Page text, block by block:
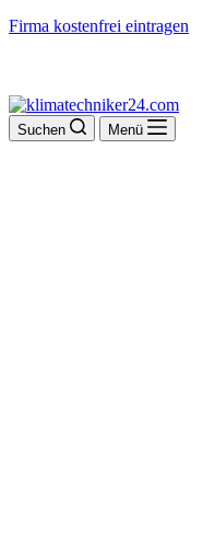
Firma kostenfrei eintragen
Suchen Menü